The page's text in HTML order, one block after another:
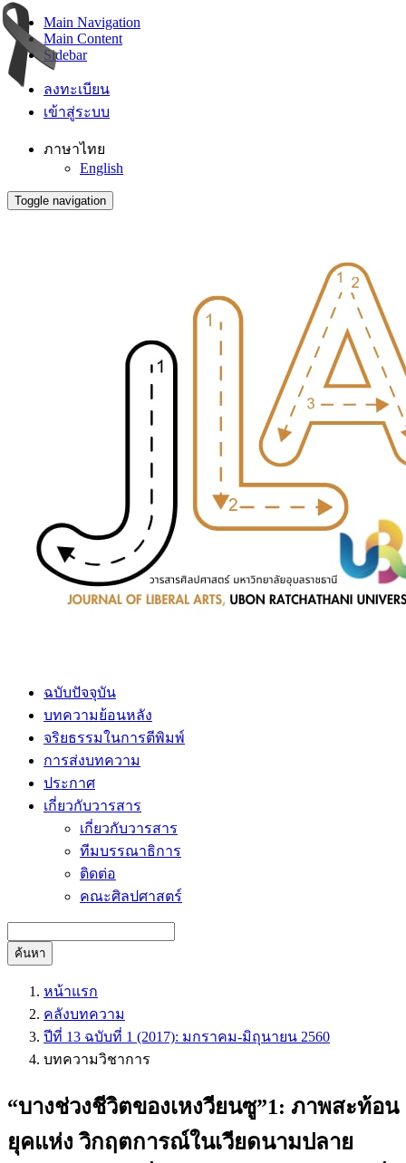
Main Navigation
Main Content
Sidebar
ลงทะเบียน
เข้าสู่ระบบ
ภาษาไทย
English
Toggle navigation
ฉบับปัจจุบัน
บทความย้อนหลัง
จริยธรรมในการตีพิมพ์
การส่งบทความ
ประกาศ
เกี่ยวกับวารสาร
เกี่ยวกับวารสาร
ทีมบรรณาธิการ
ติดต่อ
คณะศิลปศาสตร์
ค้นหา
หน้าแรก
คลังบทความ
ปีที่ 13 ฉบับที่ 1 (2017): มกราคม-มิถุนายน 2560
บทความวิชาการ
“บางช่วงชีวิตของเหงวียนซู”1: ภาพสะท้อน
ยุคแห่ง วิกฤตการณ์ในเวียดนามปลาย